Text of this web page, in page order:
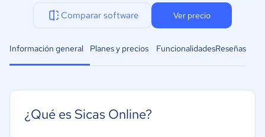
Comparar software Ver precio
Información general Planes y precios FuncionalidadesReseñas
¿Qué es Sicas Online?